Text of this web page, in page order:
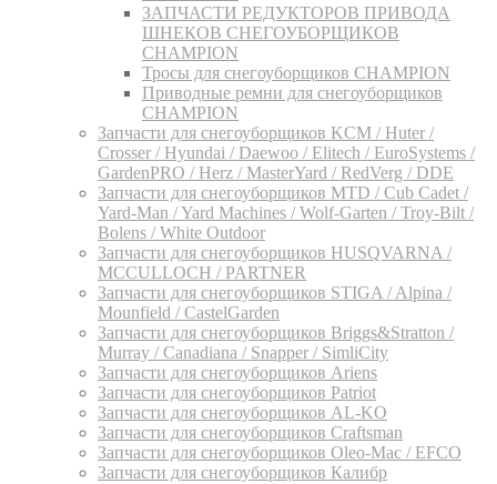
ЗАПЧАСТИ РЕДУКТОРОВ ПРИВОДА
ШНЕКОВ СНЕГОУБОРЩИКОВ
CHAMPION
Тросы для снегоуборщиков CHAMPION
Приводные ремни для снегоуборщиков
CHAMPION
Запчасти для снегоуборщиков KCM / Huter /
Crosser / Hyundai / Daewoo / Elitech / EuroSystems /
GardenPRO / Herz / MasterYard / RedVerg / DDE
Запчасти для снегоуборщиков MTD / Cub Cadet /
Yard-Man / Yard Machines / Wolf-Garten / Troy-Bilt /
Bolens / White Outdoor
Запчасти для снегоуборщиков HUSQVARNA /
MCCULLOCH / PARTNER
Запчасти для снегоуборщиков STIGA / Alpina /
Mounfield / CastelGarden
Запчасти для снегоуборщиков Briggs&Stratton /
Murray / Canadiana / Snapper / SimliCity
Запчасти для снегоуборщиков Ariens
Запчасти для снегоуборщиков Patriot
Запчасти для снегоуборщиков AL-KO
Запчасти для снегоуборщиков Craftsman
Запчасти для снегоуборщиков Oleo-Mac / EFCO
Запчасти для снегоуборщиков Калибр